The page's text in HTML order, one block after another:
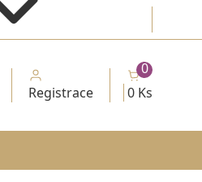
Registrace 0 Ks
0